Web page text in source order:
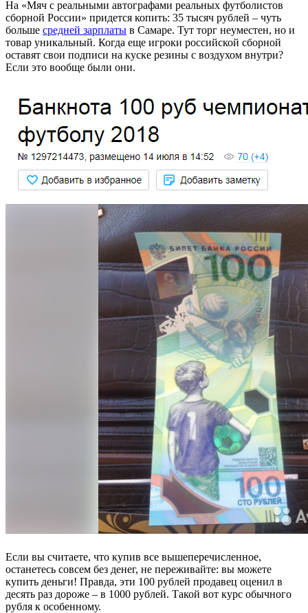
На «Мяч с реальными автографами реальных футболистов
сборной России» придется копить: 35 тысяч рублей – чуть
больше средней зарплаты в Самаре. Тут торг неуместен, но и
товар уникальный. Когда еще игроки российской сборной
оставят свои подписи на куске резины с воздухом внутри?
Если это вообще были они.
Если вы считаете, что купив все вышеперечисленное,
останетесь совсем без денег, не переживайте: вы можете
купить деньги! Правда, эти 100 рублей продавец оценил в
десять раз дороже – в 1000 рублей. Такой вот курс обычного
рубля к особенному.